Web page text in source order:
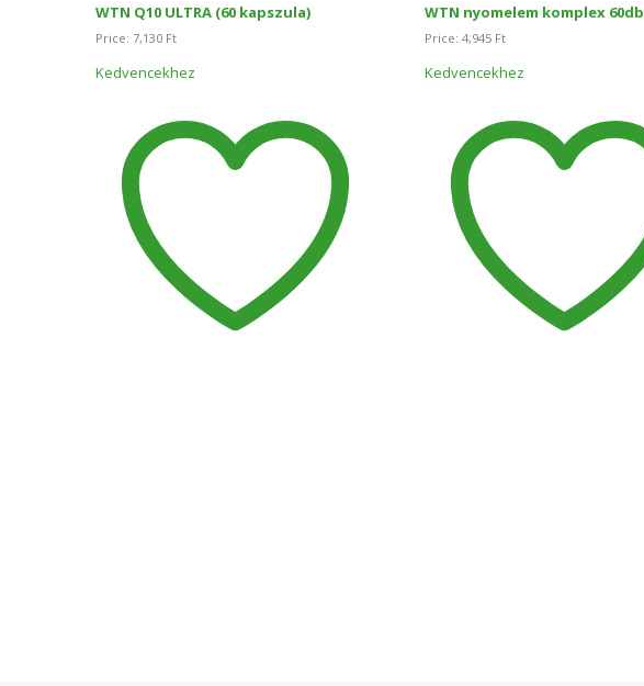
WTN Q10 ULTRA (60 kapszula)
Price: 7,130 Ft
Kedvencekhez
WTN nyomelem komplex 60db
Price: 4,945 Ft
Kedvencekhez